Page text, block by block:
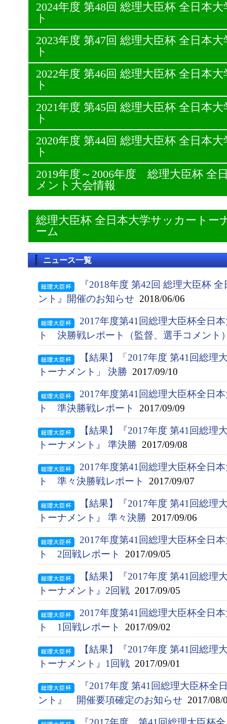
2024年度 第48回 総理大臣杯 全日本
ト
2023年度 第47回 総理大臣杯 全日本
ト
2022年度 第46回 総理大臣杯 全日本
ト
2021年度 第45回 総理大臣杯 全日本
ト
2020年度 第44回 総理大臣杯 全日本
ト
2019年度～2006年度 総理大臣杯 全
メント大会情報
総理大臣杯 全日本大学サッカート
ーム
ニュース一覧
『2018年度 第42回 総理大臣杯
ント』開催のお知らせ 2018/06/06
2017年度第41回総理大臣杯全日
ト 決勝戦レポート（監督、選手コメント
【結果】「2017年度 第41回総理
トーナメント」 決勝 2017/09/10
2017年度第41回総理大臣杯全日
ト 準決勝戦レポート
2017/09/09
【結果】『2017年度 第41回総理
トーナメント』 準決勝 2017/09/08
2017年度第41回総理大臣杯全日
ト 準々決勝戦レポート
2017/09/07
【結果】『2017年度 第41回総理
トーナメント』 準々決勝 2017/09/06
2017年度第41回総理大臣杯全日
ト 2回戦レポート
2017/09/05
【結果】『2017年度 第41回総理
トーナメント』2回戦 2017/09/05
2017年度第41回総理大臣杯全日
ト 1回戦レポート
2017/09/02
【結果】『2017年度 第41回総理
トーナメント』1回戦 2017/09/01
『2017年度 第41回総理大臣杯全
ント』 開催要項確定のお知らせ 2017/08/